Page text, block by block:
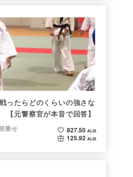
ったらどのくらいの強さな
元警察官が本音で回答】
乗せ
827.50 ALIS
125.92 ALIS